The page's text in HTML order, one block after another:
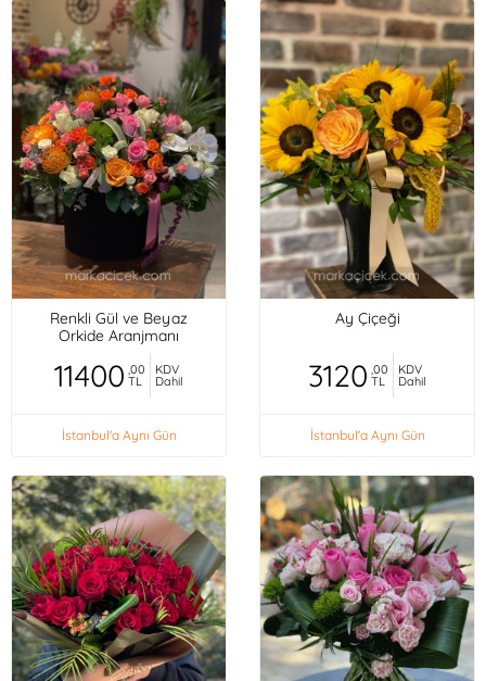
Renkli Gül ve Beyaz
Orkide Aranjmanı
11400 ,00
TL
KDV
Dahil
İstanbul'a Aynı Gün
Ay Çiçeği
3120 ,00
TL
KDV
Dahil
İstanbul'a Aynı Gün